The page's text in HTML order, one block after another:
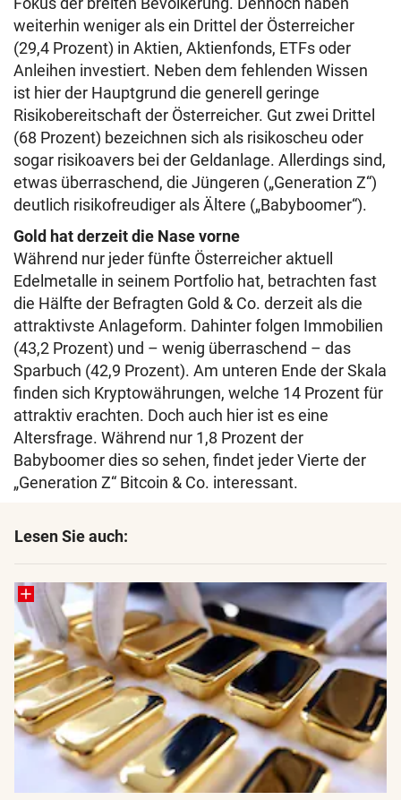
weiterhin weniger als ein Drittel der Österreicher
(29,4 Prozent) in Aktien, Aktienfonds, ETFs oder
Anleihen investiert. Neben dem fehlenden Wissen
ist hier der Hauptgrund die generell geringe
Risikobereitschaft der Österreicher. Gut zwei Drittel
(68 Prozent) bezeichnen sich als risikoscheu oder
sogar risikoavers bei der Geldanlage. Allerdings sind,
etwas überraschend, die Jüngeren („Generation Z“)
deutlich risikofreudiger als Ältere („Babyboomer“).
Gold hat derzeit die Nase vorne
Während nur jeder fünfte Österreicher aktuell
Edelmetalle in seinem Portfolio hat, betrachten fast
die Hälfte der Befragten Gold & Co. derzeit als die
attraktivste Anlageform. Dahinter folgen Immobilien
(43,2 Prozent) und – wenig überraschend – das
Sparbuch (42,9 Prozent). Am unteren Ende der Skala
finden sich Kryptowährungen, welche 14 Prozent für
attraktiv erachten. Doch auch hier ist es eine
Altersfrage. Während nur 1,8 Prozent der
Babyboomer dies so sehen, findet jeder Vierte der
„Generation Z“ Bitcoin & Co. interessant.
Lesen Sie auch: